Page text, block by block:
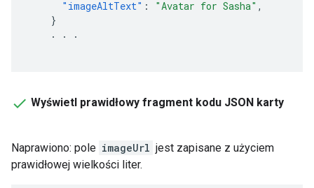
"imageAltText" : "Avatar for Sasha" ,
}
.
. .
Wyświetl prawidłowy fragment kodu JSON karty
Naprawiono: pole imageUrl jest zapisane z użyciem
prawidłowej wielkości liter.